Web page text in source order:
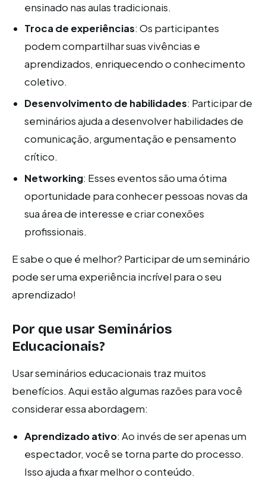
ensinado nas aulas tradicionais.
Troca de experiências: Os participantes
podem compartilhar suas vivências e
aprendizados, enriquecendo o conhecimento
coletivo.
Desenvolvimento de habilidades: Participar de
seminários ajuda a desenvolver habilidades de
comunicação, argumentação e pensamento
crítico.
Networking: Esses eventos são uma ótima
oportunidade para conhecer pessoas novas da
sua área de interesse e criar conexões
profissionais.
E sabe o que é melhor? Participar de um seminário
pode ser uma experiência incrível para o seu
aprendizado!
Por que usar Seminários
Educacionais?
Usar seminários educacionais traz muitos
benefícios. Aqui estão algumas razões para você
considerar essa abordagem:
Aprendizado ativo: Ao invés de ser apenas um
espectador, você se torna parte do processo.
Isso ajuda a fixar melhor o conteúdo.